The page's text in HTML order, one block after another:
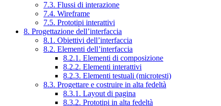
7.3. Flussi di interazione
7.4. Wireframe
7.5. Prototipi interattivi
8. Progettazione dell’interfaccia
8.1. Obiettivi dell’interfaccia
8.2. Elementi dell’interfaccia
8.2.1. Elementi di composizione
8.2.2. Elementi interattivi
8.2.3. Elementi testuali (microtesti)
8.3. Progettare e costruire in alta fedeltà
8.3.1. Layout di pagina
8.3.2. Prototipi in alta fedeltà